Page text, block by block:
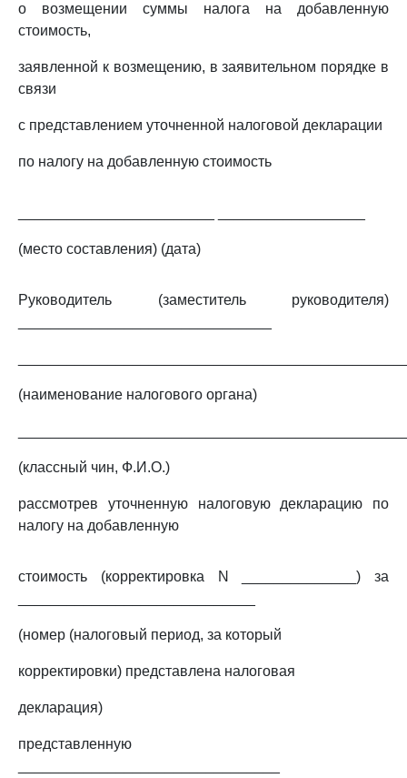
о возмещении суммы налога на добавленную
стоимость,
заявленной к возмещению, в заявительном порядке в
связи
с представлением уточненной налоговой декларации
по налогу на добавленную стоимость
(место составления) (дата)
Руководитель (заместитель руководителя)
(наименование налогового органа)
(классный чин, Ф.И.О.)
рассмотрев уточненную налоговую декларацию по
налогу на добавленную
стоимость (корректировка N ______________) за
(номер (налоговый период, за который
корректировки) представлена налоговая
декларация)
представленную